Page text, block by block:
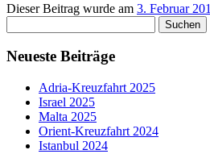
Dieser Beitrag wurde am 3. Februar
nach:
Neueste Beiträge
Adria-Kreuzfahrt 2025
Israel 2025
Malta 2025
Orient-Kreuzfahrt 2024
Istanbul 2024